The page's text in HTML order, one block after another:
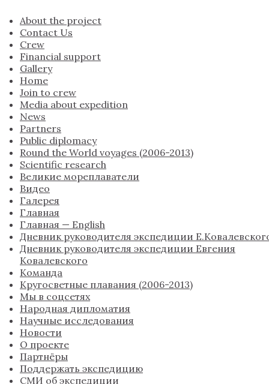
About the project
Contact Us
Crew
Financial support
Gallery
Home
Join to crew
Media about expedition
News
Partners
Public diplomacy
Round the World voyages (2006-2013)
Scientific research
Великие мореплаватели
Видео
Галерея
Главная
Главная — English
Дневник руководителя экспедиции
Дневник руководителя экспедиции Евгения
Ковалевского
Команда
Кругосветные плавания (2006-2013)
Мы в соцсетях
Народная дипломатия
Научные исследования
Новости
О проекте
Партнёры
Поддержать экспедицию
СМИ об экспедиции